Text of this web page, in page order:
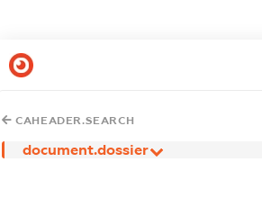
CAHEADER.SEARCH
document.dossier